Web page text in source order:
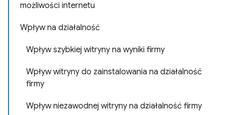
możliwości internetu
Wpływ na działalność
Wpływ szybkiej witryny na wyniki firmy
Wpływ witryny do zainstalowania na działalność
firmy
Wpływ niezawodnej witryny na działalność firmy